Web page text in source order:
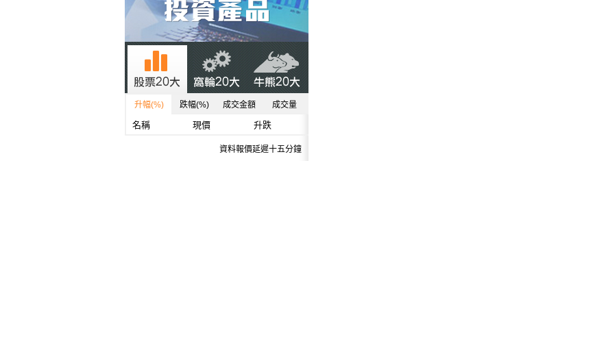
升幅(%) 跌幅(%) 成交金額 成交量
名稱 現價 升跌
資料報價延遲十五分鐘